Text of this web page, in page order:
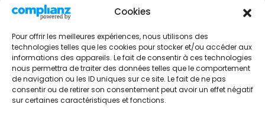
Cookies
Pour offrir les meilleures expériences, nous utilisons des
technologies telles que les cookies pour stocker et/ou accéder aux
informations des appareils. Le fait de consentir à ces technologies
nous permettra de traiter des données telles que le comportement
de navigation ou les ID uniques sur ce site. Le fait de ne pas
consentir ou de retirer son consentement peut avoir un effet négatif
sur certaines caractéristiques et fonctions.